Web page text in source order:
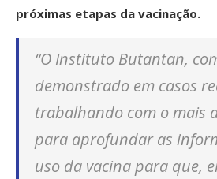
próximas etapas da vacinação.
“O Instituto Butantan,
demonstrado em casos
trabalhando com o mais
para aprofundar as
uso da vacina para que,